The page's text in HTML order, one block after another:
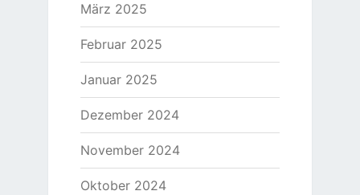
März 2025
Februar 2025
Januar 2025
Dezember 2024
November 2024
Oktober 2024